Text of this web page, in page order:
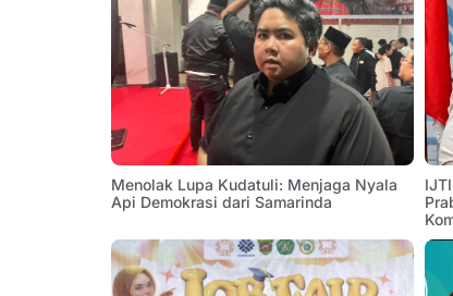
Menolak Lupa Kudatuli: Menjaga Nyala
Api Demokrasi dari Samarinda